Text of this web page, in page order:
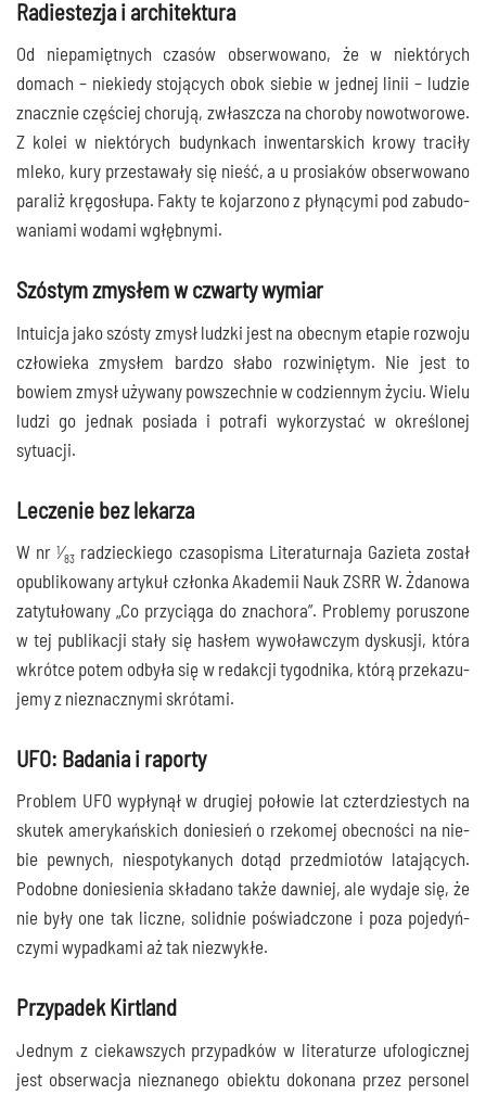
Radiestezja i architektura
Od nie­pa­mięt­nych cza­sów obser­wo­wa­no, że w nie­któ­rych
domach – nie­kie­dy sto­ją­cych obok sie­bie w jed­nej linii – ludzie
znacz­nie czę­ściej cho­ru­ją, zwłasz­cza na cho­ro­by nowo­two­ro­we.
Z kolei w nie­któ­rych budyn­kach inwen­tar­skich kro­wy tra­ci­ły
mle­ko, kury prze­sta­wa­ły się nieść, a u pro­sia­ków obser­wo­wa­no
para­liż krę­go­słu­pa. Fak­ty te koja­rzo­no z pły­ną­cy­mi pod zabu­do­
wa­nia­mi woda­mi wgłębnymi.
Szóstym zmysłem w czwarty wymiar
Intu­icja jako szó­sty zmysł ludz­ki jest na obec­nym eta­pie roz­wo­ju
czło­wie­ka zmy­słem bar­dzo sła­bo roz­wi­nię­tym. Nie jest to
bowiem zmysł uży­wa­ny powszech­nie w codzien­nym życiu. Wie­lu
ludzi go jed­nak posia­da i potra­fi wyko­rzy­stać w okre­ślo­nej
sytuacji.
Leczenie bez lekarza
W nr1⁄83 radziec­kie­go cza­so­pi­sma Lite­ra­tur­na­ja Gazie­ta został
opu­bli­ko­wa­ny arty­kuł człon­ka Aka­de­mii Nauk ZSRR W. Żda­no­wa
zaty­tu­ło­wa­ny „Co przy­cią­ga do zna­cho­ra”. Pro­ble­my poru­szo­ne
w tej publi­ka­cji sta­ły się hasłem wywo­ław­czym dys­ku­sji, któ­ra
wkrót­ce potem odby­ła się w redak­cji tygo­dni­ka, któ­rą prze­ka­zu­
je­my z nie­znacz­ny­mi skrótami.
UFO: Badania i raporty
Pro­blem UFO wypły­nął w dru­giej poło­wie lat czter­dzie­stych na
sku­tek ame­ry­kań­skich donie­sień o rze­ko­mej obec­no­ści na nie­
bie pew­nych, nie­spo­ty­ka­nych dotąd przed­mio­tów lata­ją­cych.
Podob­ne donie­sie­nia skła­da­no tak­że daw­niej, ale wyda­je się, że
nie były one tak licz­ne, solid­nie poświad­czo­ne i poza poje­dyń­
czy­mi wypad­ka­mi aż tak niezwykłe.
Przypadek Kirtland
Jed­nym z cie­kaw­szych przy­pad­ków w lite­ra­tu­rze ufo­lo­gicz­nej
jest obser­wa­cja nie­zna­ne­go obiek­tu doko­na­na przez per­so­nel